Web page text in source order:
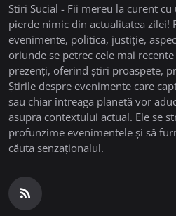
Stiri Sucial - Fii mereu la curent
pierde nimic din actualitatea zilei!
evenimente, politica, justiție,
oriunde se petrec cele mai
prezenți, oferind știri proaspete,
Știrile despre evenimente care
sau chiar întreaga planetă vor
asupra contextului actual. Ele se
profunzime evenimentele și să
căuta senzaționalul.